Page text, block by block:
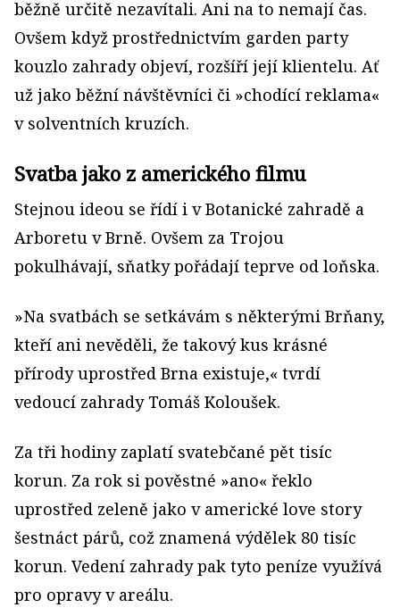
běžně určitě nezavítali. Ani na to nemají čas.
Ovšem když prostřednictvím garden party
kouzlo zahrady objeví, rozšíří její klientelu. Ať
už jako běžní návštěvníci či »chodící reklama«
v solventních kruzích.
Svatba jako z amerického filmu
Stejnou ideou se řídí i v Botanické zahradě a
Arboretu v Brně. Ovšem za Trojou
pokulhávají, sňatky pořádají teprve od loňska.
»Na svatbách se setkávám s některými Brňany,
kteří ani nevěděli, že takový kus krásné
přírody uprostřed Brna existuje,« tvrdí
vedoucí zahrady Tomáš Koloušek.
Za tři hodiny zaplatí svatebčané pět tisíc
korun. Za rok si pověstné »ano« řeklo
uprostřed zeleně jako v americké love story
šestnáct párů, což znamená výdělek 80 tisíc
korun. Vedení zahrady pak tyto peníze využívá
pro opravy v areálu.